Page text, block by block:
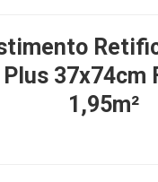
Plus 37x74cm
1,95m²